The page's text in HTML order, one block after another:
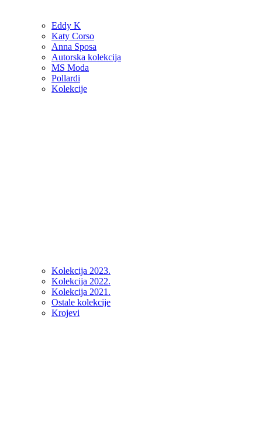
Eddy K
Katy Corso
Anna Sposa
Autorska kolekcija
MS Moda
Pollardi
Kolekcije
Kolekcija 2023.
Kolekcija 2022.
Kolekcija 2021.
Ostale kolekcije
Krojevi